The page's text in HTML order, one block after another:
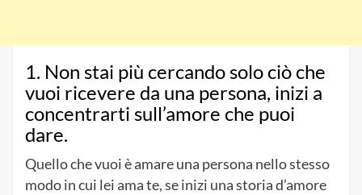
1. Non stai più cercando solo ciò che
vuoi ricevere da una persona, inizi a
concentrarti sull’amore che puoi
dare.
Quello che vuoi è amare una persona nello stesso
modo in cui lei ama te, se inizi una storia d’amore